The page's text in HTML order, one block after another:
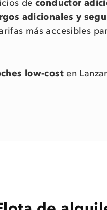
deconductor
adicionales y
más accesibles
low-costen